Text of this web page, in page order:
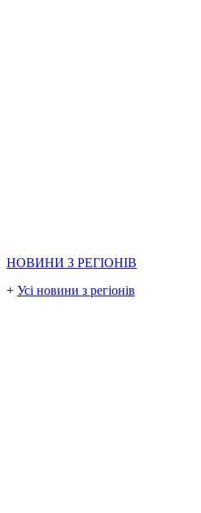
НОВИНИ З РЕГІОНІВ
+ Усі новини з регіонів